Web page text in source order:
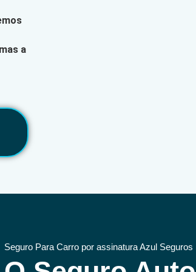
a
Seguro Para Carro por assinatura Azul Seguros